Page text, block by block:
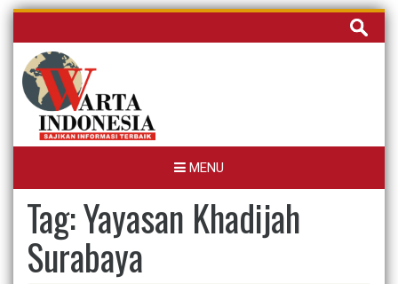
Skip
content
Cari
untuk:
MENU
Tag:Yayasan Khadijah
Surabaya